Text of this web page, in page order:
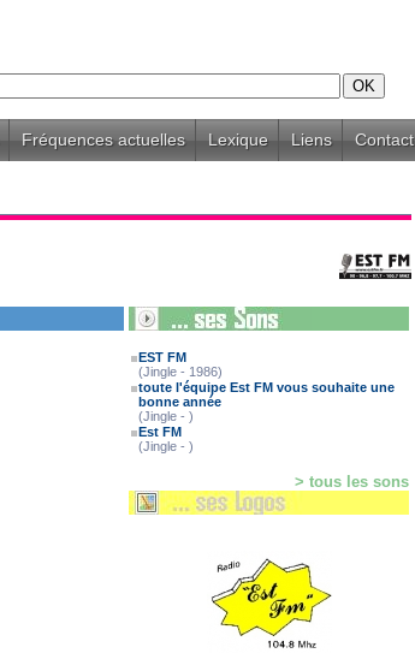
Fréquences actuelles Lexique Liens Contact
EST FM
(Jingle - 1986)
toute l'équipe Est FM vous souhaite une
bonne année
(Jingle - )
Est FM
(Jingle - )
> tous les sons